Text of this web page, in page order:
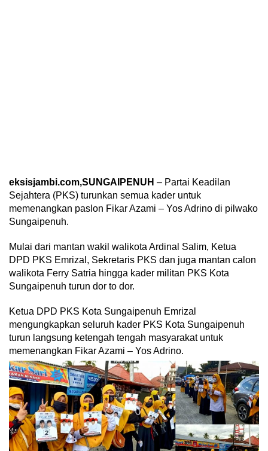
eksisjambi.com,SUNGAIPENUH – Partai Keadilan
Sejahtera (PKS) turunkan semua kader untuk
memenangkan paslon Fikar Azami – Yos Adrino di pilwako
Sungaipenuh.
Mulai dari mantan wakil walikota Ardinal Salim, Ketua
DPD PKS Emrizal, Sekretaris PKS dan juga mantan calon
walikota Ferry Satria hingga kader militan PKS Kota
Sungaipenuh turun dor to dor.
Ketua DPD PKS Kota Sungaipenuh Emrizal
mengungkapkan seluruh kader PKS Kota Sungaipenuh
turun langsung ketengah tengah masyarakat untuk
memenangkan Fikar Azami – Yos Adrino.